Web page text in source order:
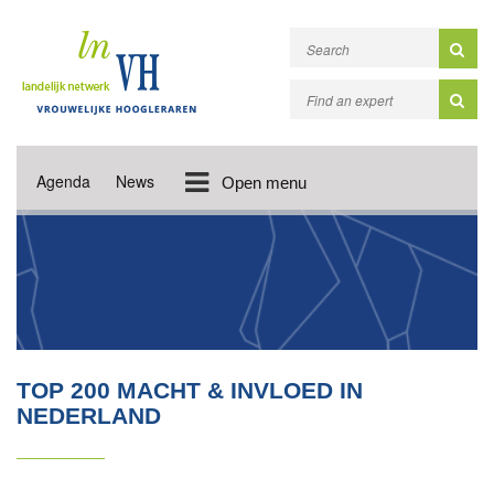
Agenda News Open menu
TOP 200 MACHT & INVLOED IN
NEDERLAND